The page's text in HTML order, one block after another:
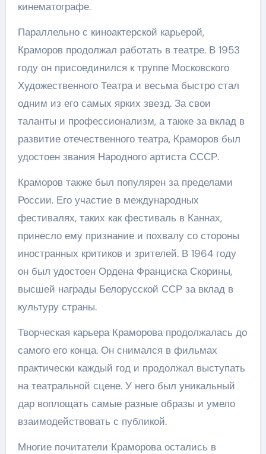
кинематографе.
Параллельно с киноактерской карьерой,
Краморов продолжал работать в театре. В 1953
году он присоединился к труппе Московского
Художественного Театра и весьма быстро стал
одним из его самых ярких звезд. За свои
таланты и профессионализм, а также за вклад в
развитие отечественного театра, Краморов был
удостоен звания Народного артиста СССР.
Краморов также был популярен за пределами
России. Его участие в международных
фестивалях, таких как фестиваль в Каннах,
принесло ему признание и похвалу со стороны
иностранных критиков и зрителей. В 1964 году
он был удостоен Ордена Франциска Скорины,
высшей награды Белорусской ССР за вклад в
культуру страны.
Творческая карьера Краморова продолжалась до
самого его конца. Он снимался в фильмах
практически каждый год и продолжал выступать
на театральной сцене. У него был уникальный
дар воплощать самые разные образы и умело
взаимодействовать с публикой.
Многие почитатели Краморова остались в